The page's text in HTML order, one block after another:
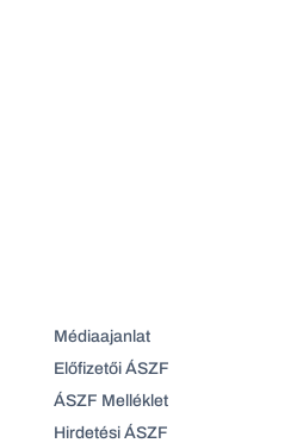
Médiaajanlat
Előfizetői ÁSZF
ÁSZF Melléklet
Hirdetési ÁSZF